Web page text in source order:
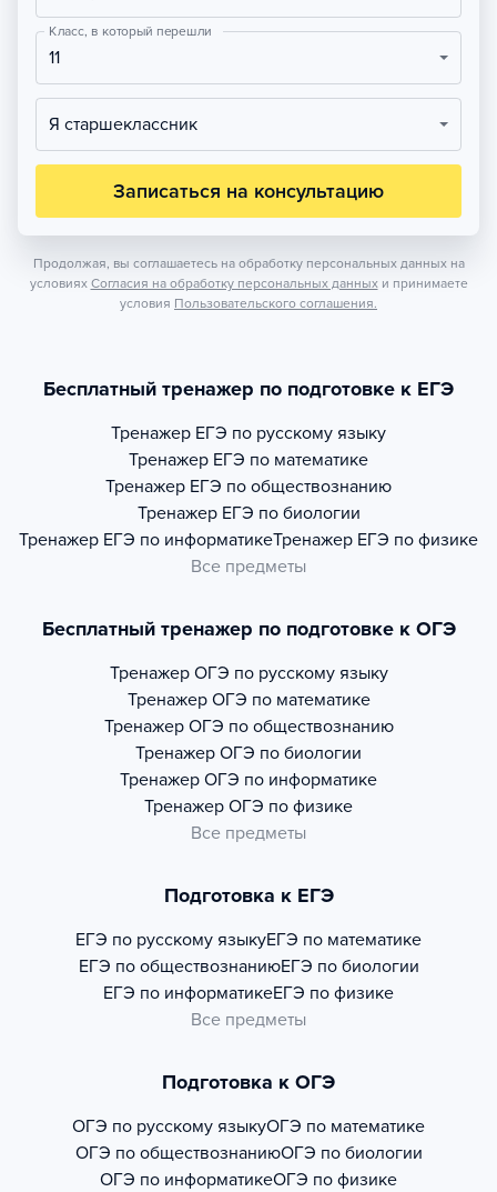
Класс, в который перешли
11
Я старшеклассник
Записаться на консультацию
Продолжая, вы соглашаетесь на обработку персональных данных на
условиях Согласия на обработку персональных данных и принимаете
условия Пользовательского соглашения.
Бесплатный тренажер по подготовке к ЕГЭ
Тренажер ЕГЭ по русскому языку
Тренажер ЕГЭ по математике
Тренажер ЕГЭ по обществознанию
Тренажер ЕГЭ по биологии
Тренажер ЕГЭ по информатикеТренажер ЕГЭ по физике
Все предметы
Бесплатный тренажер по подготовке к ОГЭ
Тренажер ОГЭ по русскому языку
Тренажер ОГЭ по математике
Тренажер ОГЭ по обществознанию
Тренажер ОГЭ по биологии
Тренажер ОГЭ по информатике
Тренажер ОГЭ по физике
Все предметы
Подготовка к ЕГЭ
ЕГЭ по русскому языкуЕГЭ по математике
ЕГЭ по обществознаниюЕГЭ по биологии
ЕГЭ по информатикеЕГЭ по физике
Все предметы
Подготовка к ОГЭ
ОГЭ по русскому языкуОГЭ по математике
ОГЭ по обществознаниюОГЭ по биологии
ОГЭ по информатикеОГЭ по физике